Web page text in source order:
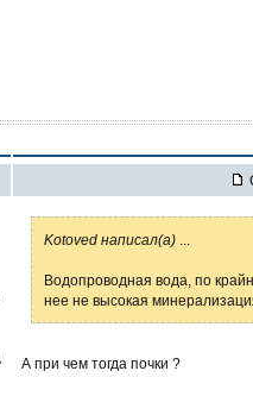
Kotoved написал(а)
Водопроводная вода, по
нее не высокая
А при чем тогда почки ?